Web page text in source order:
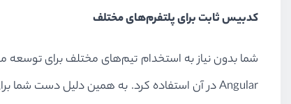
کدبیس ثابت برای پلتفرم‌های مختلف